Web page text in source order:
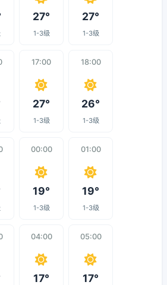
27°
1-3级
27°
1-3级
17:00
27°
1-3级
18:00
26°
1-3级
00:00
19°
1-3级
01:00
19°
1-3级
04:00
17°
05:00
17°